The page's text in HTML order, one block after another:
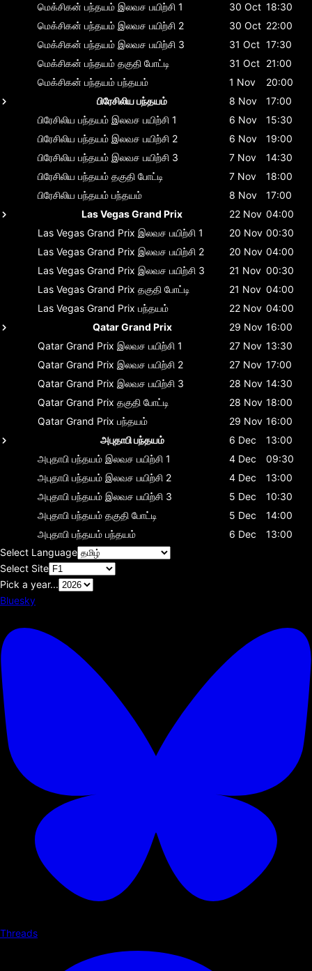
மெக்சிகன் பந்தயம் இலவச பயிற்சி 1 30 Oct 18:30
மெக்சிகன் பந்தயம் இலவச பயிற்சி 2 30 Oct 22:00
மெக்சிகன் பந்தயம் இலவச பயிற்சி 3 31 Oct 17:30
மெக்சிகன் பந்தயம் தகுதி போட்டி 31 Oct 21:00
மெக்சிகன் பந்தயம் பந்தயம் 1 Nov
20:00
பிரேசிலிய பந்தயம்
8 Nov
17:00
பிரேசிலிய பந்தயம் இலவச பயிற்சி 1 6 Nov
15:30
பிரேசிலிய பந்தயம் இலவச பயிற்சி 2 6 Nov
19:00
பிரேசிலிய பந்தயம் இலவச பயிற்சி 3 7 Nov
14:30
பிரேசிலிய பந்தயம் தகுதி போட்டி 7 Nov
18:00
பிரேசிலிய பந்தயம் பந்தயம் 8 Nov
17:00
Las Vegas Grand Prix
22 Nov 04:00
Las Vegas Grand Prix இலவச பயிற்சி 1 20 Nov 00:30
Las Vegas Grand Prix இலவச பயிற்சி 2 20 Nov 04:00
Las Vegas Grand Prix இலவச பயிற்சி 3 21 Nov 00:30
Las Vegas Grand Prix தகுதி போட்டி 21 Nov 04:00
Las Vegas Grand Prix பந்தயம் 22 Nov 04:00
Qatar Grand Prix
29 Nov 16:00
Qatar Grand Prix இலவச பயிற்சி 1 27 Nov 13:30
Qatar Grand Prix இலவச பயிற்சி 2 27 Nov 17:00
Qatar Grand Prix இலவச பயிற்சி 3 28 Nov 14:30
Qatar Grand Prix தகுதி போட்டி 28 Nov 18:00
Qatar Grand Prix பந்தயம் 29 Nov 16:00
அபுதாபி பந்தயம்
6 Dec
13:00
அபுதாபி பந்தயம் இலவச பயிற்சி 1 4 Dec
09:30
அபுதாபி பந்தயம் இலவச பயிற்சி 2 4 Dec
13:00
அபுதாபி பந்தயம் இலவச பயிற்சி 3 5 Dec
10:30
அபுதாபி பந்தயம் தகுதி போட்டி 5 Dec
14:00
அபுதாபி பந்தயம் பந்தயம் 6 Dec
13:00
Select Language
Select Site
Pick a year...
Bluesky
Threads